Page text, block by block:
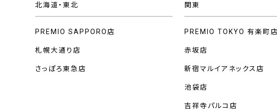
北海道・東北
PREMIO SAPPORO店
札幌大通り店
さっぽろ東急店
関東
PREMIO TOKYO 有楽町店
赤坂店
新宿マルイアネックス店
池袋店
吉祥寺パルコ店